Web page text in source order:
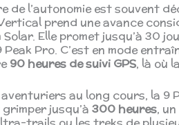
de l’autonomie est souvent
prend une avance
Elle promet jusqu’à 30
Peak Pro. C’est en mode
90 heures de suivi GPS, là où
au long cours, la 9
jusqu’à 300 heures,